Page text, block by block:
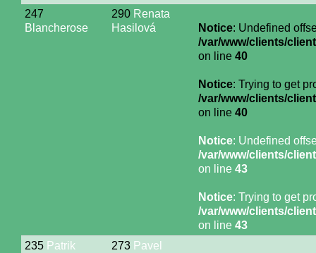
247
Blancherose
290 Renata
Hasilová
Notice: Undefined
/var/www/clients/
on line 40
Notice: Trying to get
/var/www/clients/
on line 40
Notice: Undefined
/var/www/clients/
on line 43
Notice: Trying to get
/var/www/clients/
on line 43
235 Patrik 273 Pavel